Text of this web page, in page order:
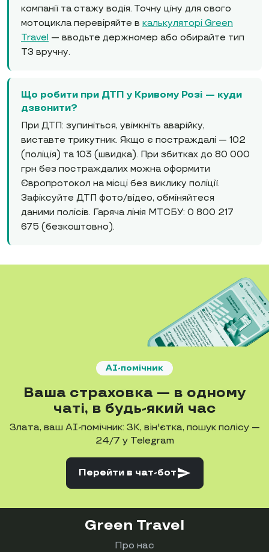
компанії та стажу водія. Точну ціну для свого
мотоцикла перевіряйте в калькуляторі Green
Travel — вводьте держномер або обирайте тип
ТЗ вручну.
Що робити при ДТП у Кривому Розі — куди
дзвонити?
При ДТП: зупиніться, увімкніть аварійку,
виставте трикутник. Якщо є постраждалі — 102
(поліція) та 103 (швидка). При збитках до 80 000
грн без постраждалих можна оформити
Європротокол на місці без виклику поліції.
Зафіксуйте ДТП фото/відео, обміняйтеся
даними полісів. Гаряча лінія МТСБУ: 0 800 217
675 (безкоштовно).
AI-помічник
Ваша страховка — в одному
чаті, в будь-який час
Злата, ваш AI-помічник: ЗК, він'єтка, пошук полісу —
24/7 у Telegram
Перейти в чат-ботsend
Green Travel
Про нас